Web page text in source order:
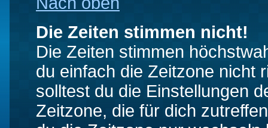
Die Zeiten stimmen nicht!
Die Zeiten stimmen
du einfach die Zeitzone nicht
solltest du die Einstellungen
Zeitzone, die für dich